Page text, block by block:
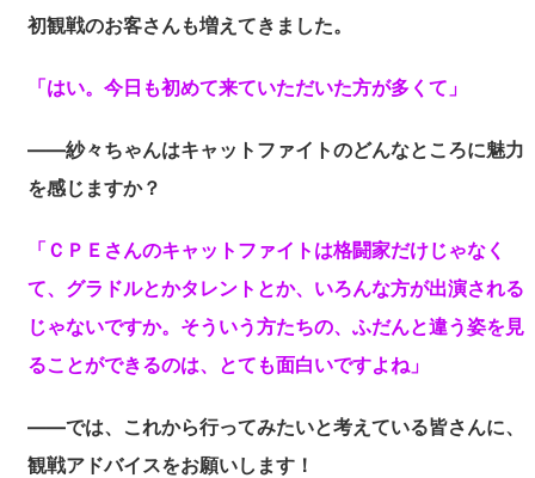
初観戦のお客さんも増えてきました。
「はい。今日も初めて来ていただいた方が多くて」
――紗々ちゃんはキャットファイトのどんなところに魅力
を感じますか？
「ＣＰＥさんのキャットファイトは格闘家だけじゃなく
て、グラドルとかタレントとか、いろんな方が出演される
じゃないですか。そういう方たちの、ふだんと違う姿を見
ることができるのは、とても面白いですよね」
――では、これから行ってみたいと考えている皆さんに、
観戦アドバイスをお願いします！